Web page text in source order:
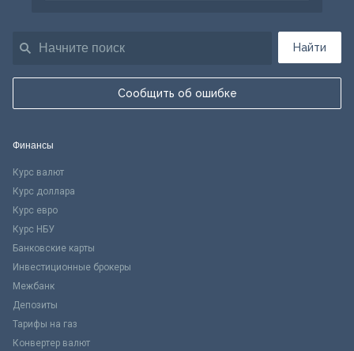
Найти
Сообщить об ошибке
Финансы
Курс валют
Курс доллара
Курс евро
Курс НБУ
Банковские карты
Инвестиционные брокеры
Межбанк
Депозиты
Тарифы на газ
Конвертер валют